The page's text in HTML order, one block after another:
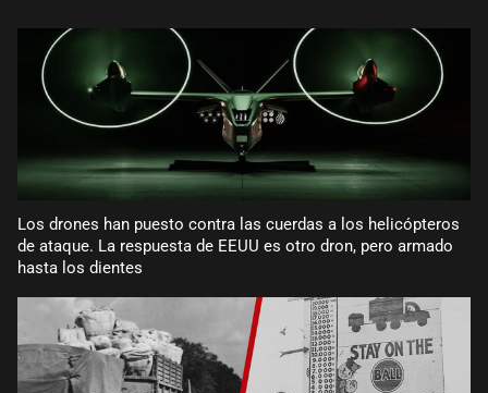
Los drones han puesto contra las cuerdas a los helicópteros
de ataque. La respuesta de EEUU es otro dron, pero armado
hasta los dientes